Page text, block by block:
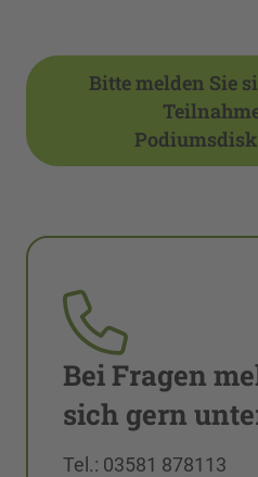
Bitte melden Sie
Bei Fragen
sich gern
Tel.: 03581 878113